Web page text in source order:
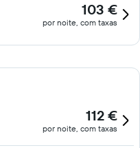
103 €
por noite, com taxas
112 €
por noite, com taxas